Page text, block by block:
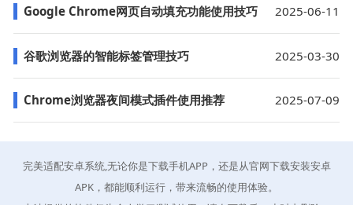
Google Chrome网页自动填充功能使用技巧 2025-06-11
谷歌浏览器的智能标签管理技巧 2025-03-30
Chrome浏览器夜间模式插件使用推荐 2025-07-09
完美适配安卓系统,无论你是下载手机APP，还是从官网下载安装安卓
APK，都能顺利运行，带来流畅的使用体验。